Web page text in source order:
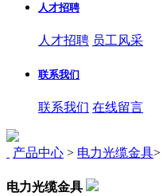
人才招聘
人才招聘 员工风采
联系我们
联系我们 在线留言
产品中心 > 电力光缆金具>
电力光缆金具